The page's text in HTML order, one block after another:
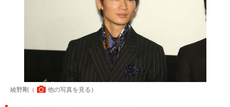
綾野剛（ 他の写真を見る ）